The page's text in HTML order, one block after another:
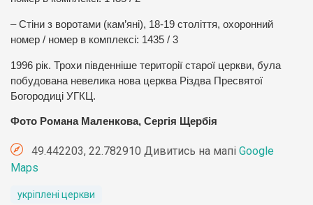
– Стіни з воротами (кам’яні), 18-19 століття, охоронний
номер / номер в комплексі: 1435 / 3
1996 рік. Трохи південніше території старої церкви, була
побудована невелика нова церква Різдва Пресвятої
Богородиці УГКЦ.
Фото Романа Маленкова, Сергія Щербія
49.442203, 22.782910 Дивитись на мапі Google
Maps
укріплені церкви